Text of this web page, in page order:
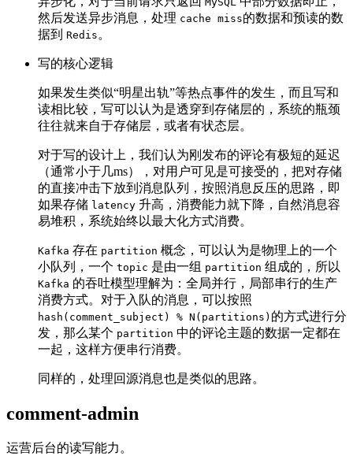
然后发送异步消息，处理 cache miss的数据和预读的数
据到 Redis 。
写的核心逻辑
如果发生类似“明星出轨”等热点事件的发生，而且写和
读相比较，写可以认为是透穿到存储层的，系统的瓶颈
往往就来自于存储层，或者有状态层。
对于写的设计上，我们认为刚发布的评论有极短的延迟
（通常小于几ms），对用户可见是可接受的，把对存储
的直接冲击下放到消息队列，按照消息反压的思路，即
如果存储 latency 升高，消费能力就下降，自然消息容
易堆积，系统始终以最大化方式消费。
Kafka 存在 partition 概念，可以认为是物理上的一个
小队列，一个 topic 是由一组 partition 组成的，所以
Kafka 的吞吐模型理解为：全局并行，局部串行的生产
消费方式。对于入队的消息，可以按照
hash(comment_subject) % N(partitions) 的方式进行分
发，那么某个 partition 中的评论主题的数据一定都在
一起，这样方便串行消费。
同样的，处理回源消息也是类似的思路。
comment-admin
运营后台的读写能力。